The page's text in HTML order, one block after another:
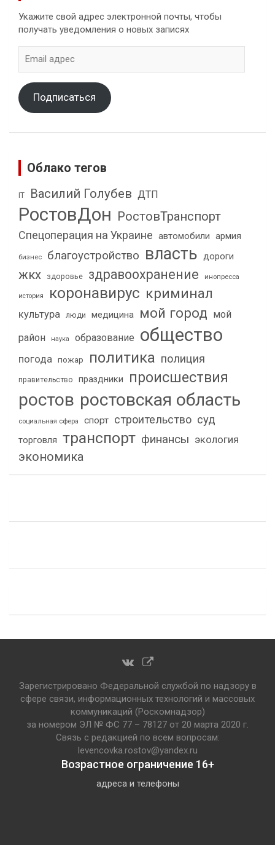
Укажите свой адрес электронной почты, чтобы
получать уведомления о новых записях
адрес
Подписаться
Облако тегов
IT Василий Голубев ДТП
РостовДон РостовТранспорт
Спецоперация на Украине автомобили армия
бизнес благоустройство власть дороги
жкх здоровье здравоохранение инопресса
история коронавирус криминал
культура люди медицина мой город мой
район
наука образование общество
погода пожар политика полиция
правительство праздники происшествия
ростов ростовская область
социальная сфера спорт строительство суд
торговля транспорт финансы экология
экономика
Зарегистрировано Федеральной службой по надзору в
сфере связи, информационных технологий и массовых
коммуникаций (Роскомнадзор)
за номером ЭЛ № ФС 77 – 78127 от 20 марта 2020 г.
Связь с редакцией по всем вопросам:
levencovka.rostov@yandex.ru
Возрастное ограничение 16+
адреса и телефоны